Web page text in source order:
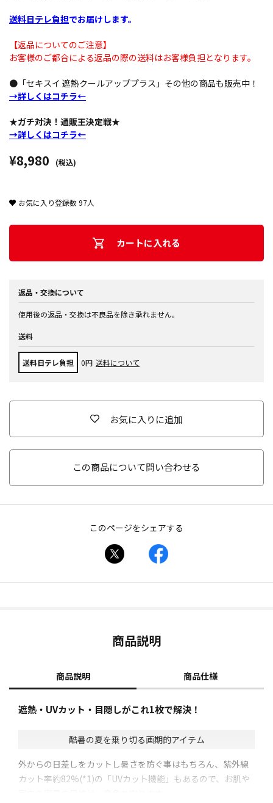
送料日テレ負担でお届けします。
【返品についてのご注意】
お客様のご都合による返品の際の送料はお客様負担となります。
●「セキスイ 遮熱クールアッププラス」その他の商品も販売中！
→詳しくはコチラ←
★ガチ対決！通販王決定戦★
→詳しくはコチラ←
¥8,980 (税込)
お気に入り登録数97人
カートに入れる
返品・交換について
使用後の返品・交換は不良品を除き承れません。
送料
送料日テレ負担 0円 送料について
お気に入りに追加
この商品について問い合わせる
このページをシェアする
商品説明
商品説明 商品仕様
遮熱・UVカット・目隠しがこれ1枚で解決！
酷暑の夏を乗り切る画期的アイテム
外からの日差しをカットし暑さを防ぐ事はもちろん、紫外線
カット率約82%(*1)の「UVカット機能」もあるので、お肌や